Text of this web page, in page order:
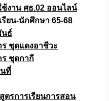
งาน ศธ.02 ออนไลน์
ยน-นักศึกษา 65-68
นธ์
ชุดแดงอาชีวะ
ชุดกากี
ที่
รการเรียนการสอน